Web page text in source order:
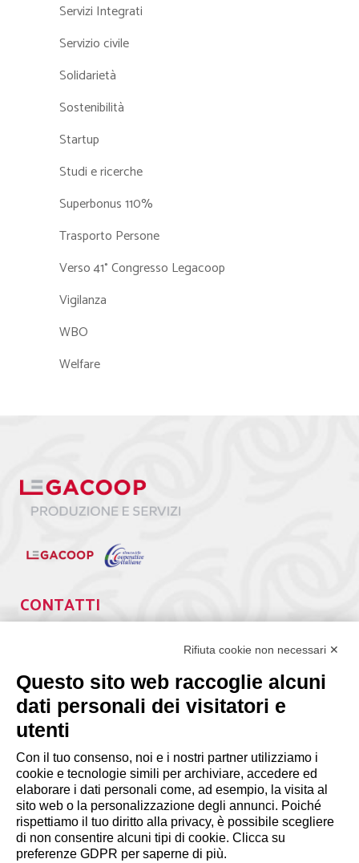
Servizi Integrati
Servizio civile
Solidarietà
Sostenibilità
Startup
Studi e ricerche
Superbonus 110%
Trasporto Persone
Verso 41° Congresso Legacoop
Vigilanza
WBO
Welfare
CONTATTI
segreteria@lps.coop
INFORMAZIONI
Disclaimer
Rifiuta cookie non necessari ✕
Questo sito web raccoglie alcuni
dati personali dei visitatori e
utenti
Con il tuo consenso, noi e i nostri partner utilizziamo i
cookie e tecnologie simili per archiviare, accedere ed
elaborare i dati personali come, ad esempio, la visita al
sito web o la personalizzazione degli annunci. Poiché
rispettiamo il tuo diritto alla privacy, è possibile scegliere
di non consentire alcuni tipi di cookie. Clicca su
preferenze GDPR per saperne di più.